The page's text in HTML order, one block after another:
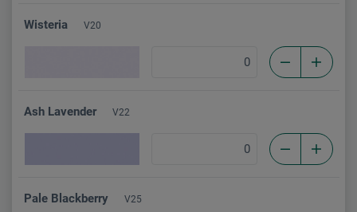
Wisteria V20
Ash Lavender V22
Pale Blackberry V25